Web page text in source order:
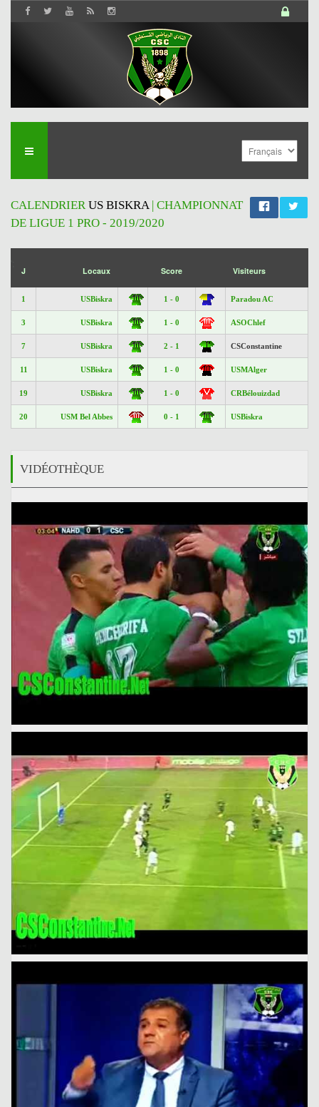
CALENDRIERUS BISKRA| CHAMPIONNAT
DE LIGUE 1 PRO - 2019/2020
J Locaux Score Visiteurs
1 USBiskra 1 - 0 Paradou AC
3 USBiskra 1 - 0 ASOChlef
7 USBiskra 2 - 1 CSConstantine
11 USBiskra 1 - 0 USMAlger
19 USBiskra 1 - 0 CRBélouizdad
20 USM Bel Abbes 0 - 1 USBiskra
VIDÉOTHÈQUE